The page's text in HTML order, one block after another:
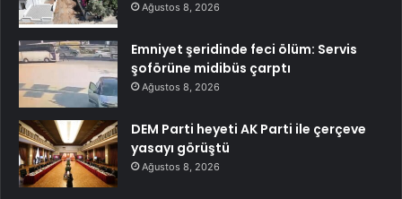
Ağustos 8, 2026
Emniyet şeridinde feci ölüm: Servis
şoförüne midibüs çarptı
Ağustos 8, 2026
DEM Parti heyeti AK Parti ile çerçeve
yasayı görüştü
Ağustos 8, 2026